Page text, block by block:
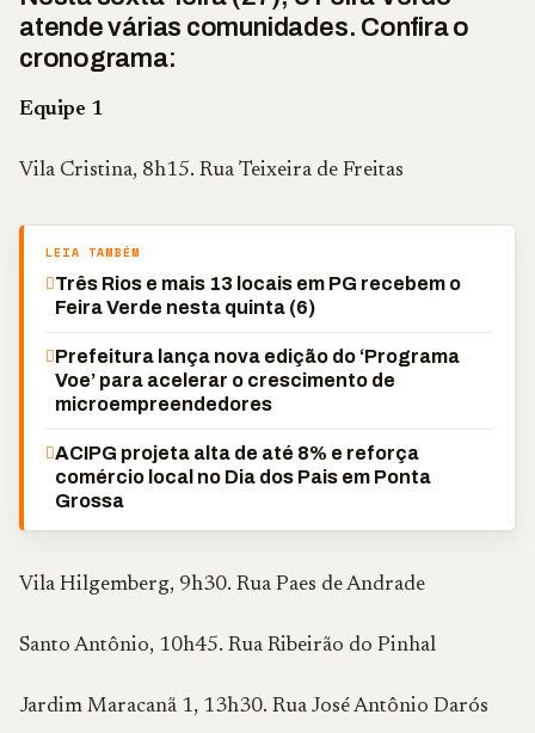
atende várias comunidades. Confira o
cronograma:
Equipe 1
Vila Cristina, 8h15. Rua Teixeira de Freitas
LEIA TAMBÉM
Três Rios e mais 13 locais em PG recebem o
Feira Verde nesta quinta (6)
Prefeitura lança nova edição do ‘Programa
Voe’ para acelerar o crescimento de
microempreendedores
ACIPG projeta alta de até 8% e reforça
comércio local no Dia dos Pais em Ponta
Grossa
Vila Hilgemberg, 9h30. Rua Paes de Andrade
Santo Antônio, 10h45. Rua Ribeirão do Pinhal
Jardim Maracanã 1, 13h30. Rua José Antônio Darós